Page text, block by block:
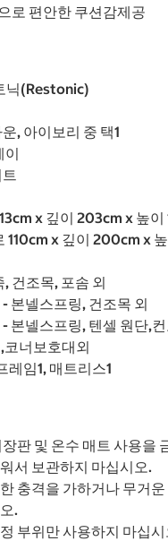
로 편안한 쿠션감제공
닉(Restonic)
, 아이보리 중 택1
이
x 깊이 203cm x 높이
110cm x 깊이 200cm x
건조목, 포솜 외
본넬스프링, 건조목 외
본넬스프링, 텐셀 원단,
너보호대외
레임1, 매트리스1
판 및 온수 매트 사용을
서 보관하지 마십시오.
충격을 가하거나 무거
.
부위만 사용하지 마십